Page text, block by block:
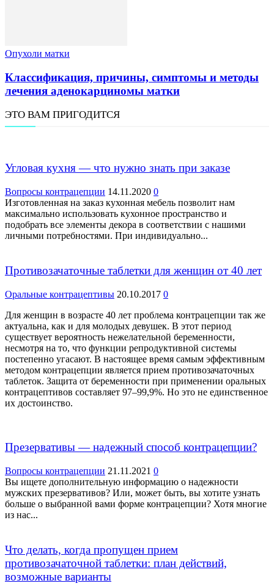
Опухоли матки
Классификация, причины, симптомы и методы
лечения аденокарциномы матки
ЭТО ВАМ ПРИГОДИТСЯ
Угловая кухня — что нужно знать при заказе
Вопросы контрацепции 14.11.2020 0
Изготовленная на заказ кухонная мебель позволит нам
максимально использовать кухонное пространство и
подобрать все элементы декора в соответствии с нашими
личными потребностями. При индивидуально...
Противозачаточные таблетки для женщин от 40 лет
Оральные контрацептивы 20.10.2017 0
Для женщин в возрасте 40 лет проблема контрацепции так же
актуальна, как и для молодых девушек. В этот период
существует вероятность нежелательной беременности,
несмотря на то, что функции репродуктивной системы
постепенно угасают. В настоящее время самым эффективным
методом контрацепции является прием противозачаточных
таблеток. Защита от беременности при применении оральных
контрацептивов составляет 97–99,9%. Но это не единственное
их достоинство.
Презервативы — надежный способ контрацепции?
Вопросы контрацепции 21.11.2021 0
Вы ищете дополнительную информацию о надежности
мужских презервативов? Или, может быть, вы хотите узнать
больше о выбранной вами форме контрацепции? Хотя многие
из нас...
Что делать, когда пропущен прием
противозачаточной таблетки: план действий,
возможные варианты